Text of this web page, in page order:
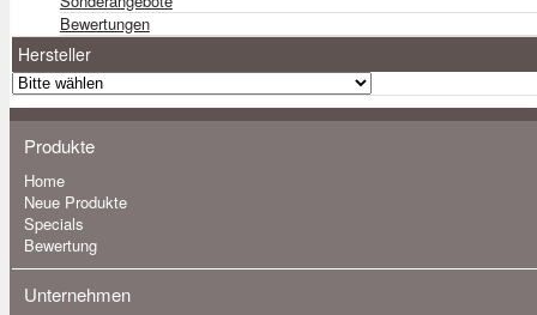
Bewertungen
Hersteller
Produkte
Home
Neue Produkte
Specials
Bewertung
Unternehmen